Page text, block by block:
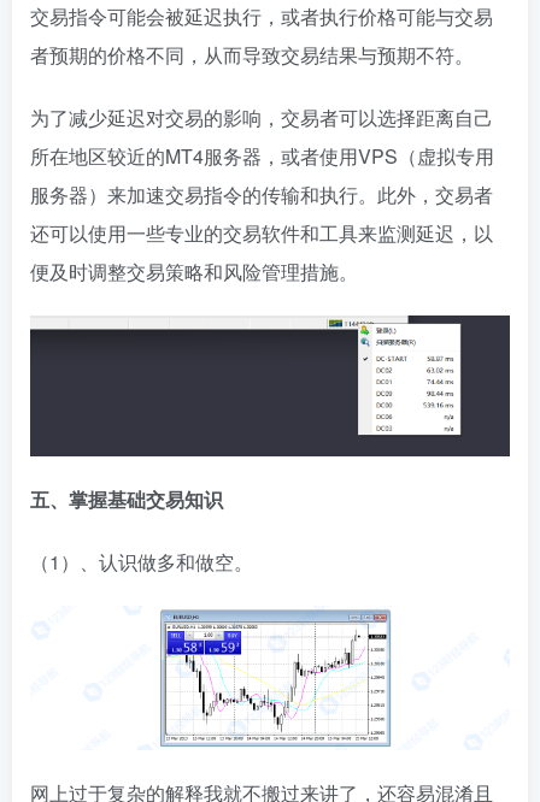
交易指令可能会被延迟执行，或者执行价格可能与交易
者预期的价格不同，从而导致交易结果与预期不符。
为了减少延迟对交易的影响，交易者可以选择距离自己
所在地区较近的MT4服务器，或者使用VPS（虚拟专用
服务器）来加速交易指令的传输和执行。此外，交易者
还可以使用一些专业的交易软件和工具来监测延迟，以
便及时调整交易策略和风险管理措施。
五、掌握基础交易知识
（1）、认识做多和做空。
网上过于复杂的解释我就不搬过来讲了，还容易混淆且